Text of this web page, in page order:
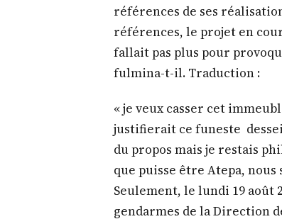
références de ses
références, le projet en
fallait pas plus pour
fulmina-t-il. Traduction :
« je veux casser cet
justifierait ce funeste
du propos mais je restais
que puisse être Atepa, nous
Seulement, le lundi 19 août
gendarmes de la Direction